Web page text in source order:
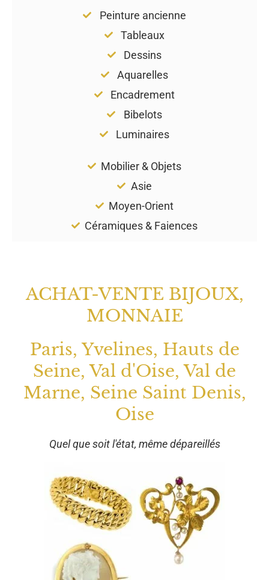
Peinture ancienne
Tableaux
Dessins
Aquarelles
Encadrement
Bibelots
Luminaires
Mobilier & Objets
Asie
Moyen-Orient
Céramiques & Faiences
ACHAT-VENTE BIJOUX,
MONNAIE
Paris, Yvelines, Hauts de
Seine, Val d'Oise, Val de
Marne, Seine Saint Denis,
Oise
Quel que soit l'état, même dépareillés